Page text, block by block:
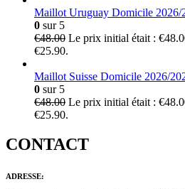
Maillot Uruguay Domicile 2026/
0 sur 5
€48.00 Le prix initial était :
€25.90.
Maillot Suisse Domicile 2026/
0 sur 5
€48.00 Le prix initial était :
€25.90.
CONTACT
ADRESSE: